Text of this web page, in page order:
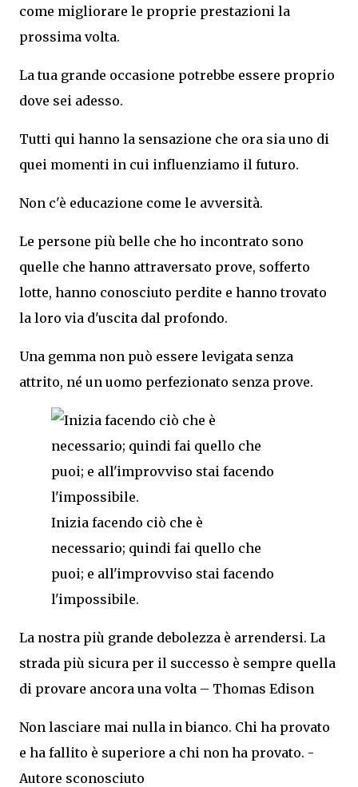
come migliorare le proprie prestazioni la
prossima volta.
La tua grande occasione potrebbe essere proprio
dove sei adesso.
Tutti qui hanno la sensazione che ora sia uno di
quei momenti in cui influenziamo il futuro.
Non c'è educazione come le avversità.
Le persone più belle che ho incontrato sono
quelle che hanno attraversato prove, sofferto
lotte, hanno conosciuto perdite e hanno trovato
la loro via d'uscita dal profondo.
Una gemma non può essere levigata senza
attrito, né un uomo perfezionato senza prove.
Inizia facendo ciò che è
necessario; quindi fai quello che
puoi; e all'improvviso stai facendo
l'impossibile.
La nostra più grande debolezza è arrendersi. La
strada più sicura per il successo è sempre quella
di provare ancora una volta – Thomas Edison
Non lasciare mai nulla in bianco. Chi ha provato
e ha fallito è superiore a chi non ha provato. -
Autore sconosciuto